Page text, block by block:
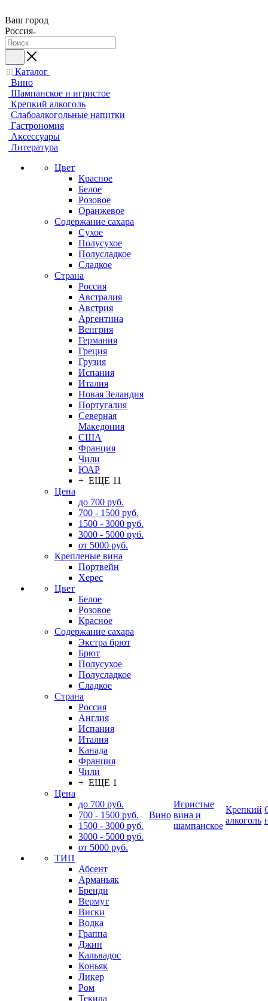
Ваш город
Россия
Каталог
Вино
Шампанское и игристое
Крепкий алкоголь
Слабоалкогольные напитки
Гастрономия
Аксессуары
Литература
Цвет
Красное
Белое
Розовое
Оранжевое
Содержание сахара
Сухое
Полусухое
Полусладкое
Сладкое
Страна
Россия
Австралия
Австрия
Аргентина
Венгрия
Германия
Греция
Грузия
Испания
Италия
Новая Зеландия
Португалия
Северная
Македония
США
Франция
Чили
ЮАР
+ ЕЩЕ 11
Цена
до 700 руб.
700 - 1500 руб.
1500 - 3000 руб.
3000 - 5000 руб.
от 5000 руб.
Крепленые вина
Портвейн
Херес
Цвет
Белое
Розовое
Красное
Содержание сахара
Экстра брют
Брют
Полусухое
Полусладкое
Сладкое
Страна
Россия
Англия
Испания
Италия
Канада
Франция
Чили
+ ЕЩЕ 1
Цена
до 700 руб.
700 - 1500 руб.
1500 - 3000 руб.
3000 - 5000 руб.
от 5000 руб.
ТИП
Абсент
Арманьяк
Бренди
Вермут
Виски
Водка
Граппа
Джин
Кальвадос
Коньяк
Ликер
Ром
Текила
Вино
Игристые
вина и
шампанское
Крепкий
алкоголь